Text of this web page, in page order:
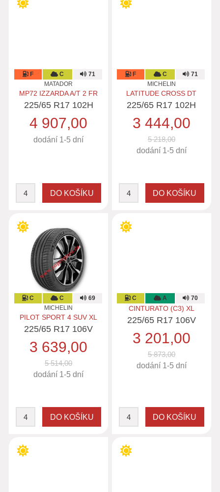
F C
71
MATADOR
MP72 IZZARDA A/T 2 FR
225/65 R17 102H
4 907,00
dodání 1-5 dní
F C
71
MICHELIN
LATITUDE CROSS DT
225/65 R17 102H
3 444,00
5 218,00
dodání 1-5 dní
C C
69
MICHELIN
PILOT SPORT 4 SUV XL
225/65 R17 106V
3 639,00
5 514,00
dodání 1-5 dní
C A 70
CINTURATO (C3) XL
225/65 R17 106V
3 201,00
5 873,00
dodání 1-5 dní